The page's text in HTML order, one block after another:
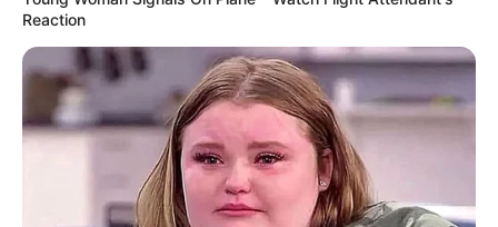
szakaszok követik egymást. Fontos azonban: sok
ügyben még csak gyanúról, folyamatban lévő
eljárásról vagy feljelentésről van szó, bűnösséget
csak bíróság mondhat ki.
Reaction